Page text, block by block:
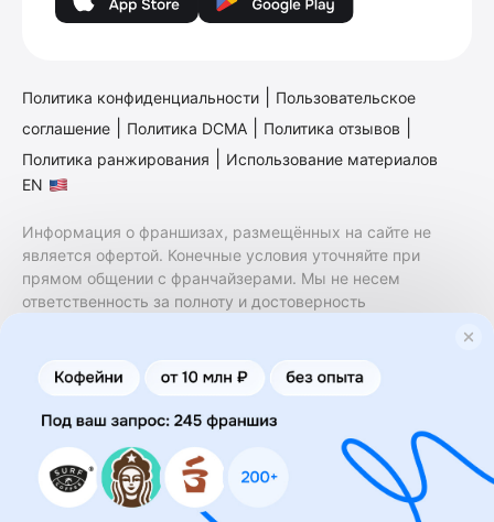
Политика конфиденциальности
Пользовательское
соглашение
Политика DCMA Политика отзывов
Политика ранжирования
Использование материалов
EN
Информация о франшизах, размещённых на сайте не
является офертой. Конечные условия уточняйте при
прямом общении с франчайзерами. Мы не несем
ответственность за полноту и достоверность
финансовые услуги. Заключение договоров
коммерческой концессии (франчайзинга) осуществляется
правообладателями/их представителями. Бизнесменс.ру
не является посредником или представителем
правообладателя и не несет ответственность за условия
предоставления франшизы и действия лиц,
осуществленные на основании информации, имеющейся